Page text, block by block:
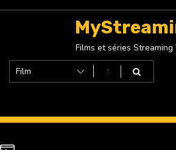
Films et séries Streaming